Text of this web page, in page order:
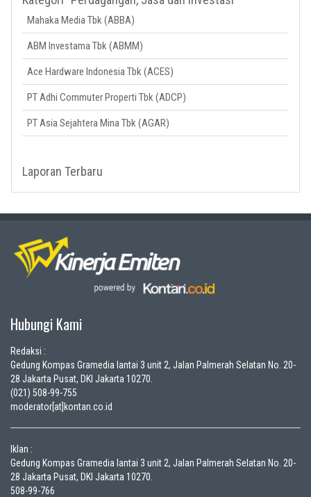
Mahaka Media Tbk (ABBA)
ABM Investama Tbk (ABMM)
Ace Hardware Indonesia Tbk (ACES)
PT Adhi Commuter Properti Tbk (ADCP)
PT Asia Sejahtera Mina Tbk (AGAR)
Laporan Terbaru
Hubungi Kami
Redaksi :
Gedung Kompas Gramedia lantai 3 unit 2, Jalan Palmerah Selatan No. 20-
28 Jakarta Pusat, DKI Jakarta 10270.
(021) 508-99-755
moderator[at]kontan.co.id
Iklan :
Gedung Kompas Gramedia lantai 3 unit 2, Jalan Palmerah Selatan No. 20-
28 Jakarta Pusat, DKI Jakarta 10270.
508-99-766